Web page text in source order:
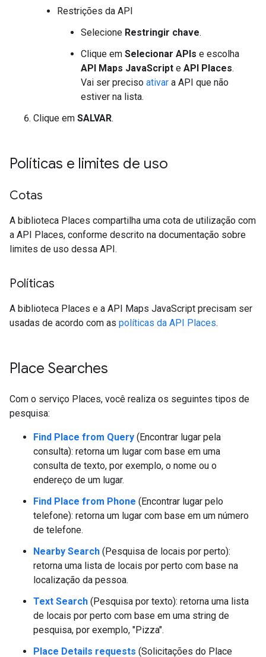
Restrições da API
Selecione Restringir chave.
Clique em Selecionar APIs e escolha
API Maps JavaScript e API Places.
Vai ser preciso ativar a API que não
estiver na lista.
Clique em SALVAR.
Políticas e limites de uso
Cotas
A biblioteca Places compartilha uma cota de utilização com
a API Places, conforme descrito na documentação sobre
limites de uso dessa API.
Políticas
A biblioteca Places e a API Maps JavaScript precisam ser
usadas de acordo com as políticas da API Places.
Place Searches
Com o serviço Places, você realiza os seguintes tipos de
pesquisa:
Find Place from Query (Encontrar lugar pela
consulta): retorna um lugar com base em uma
consulta de texto, por exemplo, o nome ou o
endereço de um lugar.
Find Place from Phone (Encontrar lugar pelo
telefone): retorna um lugar com base em um número
de telefone.
Nearby Search (Pesquisa de locais por perto):
retorna uma lista de locais por perto com base na
localização da pessoa.
Text Search (Pesquisa por texto): retorna uma lista
de locais por perto com base em uma string de
pesquisa, por exemplo, "Pizza".
Place Details requests (Solicitações do Place